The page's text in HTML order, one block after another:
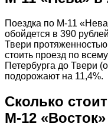
Поездка по М-11
обойдется в 390
Твери
стоить проезд по
Петербурга до Твери
подорожают на 11,4%.
Сколько
М-12